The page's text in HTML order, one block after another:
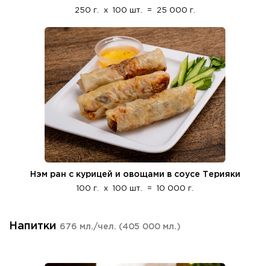
250 г. x 100 шт. = 25 000 г.
Нэм ран с курицей и овощами в соусе Терияки
100 г. x 100 шт. = 10 000 г.
Напитки 676 мл./чел. (405 000 мл.)